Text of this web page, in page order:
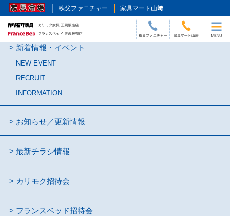
秩父ファニチャー 家具マート山﨑
新着情報・イベント
NEW EVENT
RECRUIT
INFORMATION
お知らせ／更新情報
最新チラシ情報
カリモク招待会
フランスベッド招待会